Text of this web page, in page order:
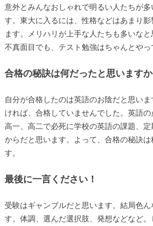
意外とみんなおしゃれで明るい人たちが
す。東大に入るには、性格などはあまり
ます。メリハリが上手な人たちも多いな
不真面目でも、テスト勉強はちゃんとやっ
合格の秘訣は何だったと思いますか
自分が合格したのは英語のお陰だと思い
ければ、合格していませんでした。英語
高一、高二で必死に学校の英語の課題、
からだと思います。よって、合格の秘訣は
す。
最後に一言ください！
受験はギャンブルだと思います。結局色ん
す。体調、選んだ選択肢、発想などなど